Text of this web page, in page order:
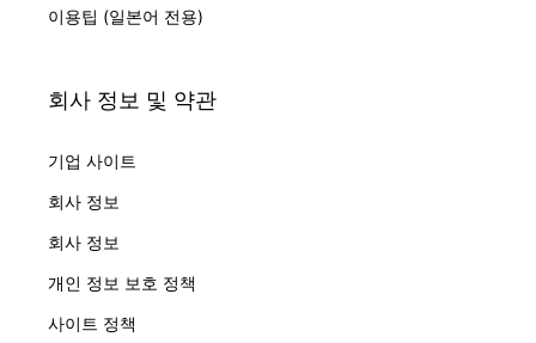
이용팁 (일본어 전용)
회사 정보 및 약관
기업 사이트
회사 정보
회사 정보
개인 정보 보호 정책
사이트 정책